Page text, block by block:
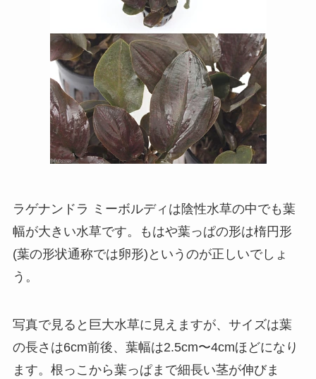
ラゲナンドラ ミーボルディは陰性水草の中でも葉
幅が大きい水草です。もはや葉っぱの形は楕円形
(葉の形状通称では卵形)というのが正しいでしょ
う。
写真で見ると巨大水草に見えますが、サイズは葉
の長さは6cm前後、葉幅は2.5cm〜4cmほどになり
ます。根っこから葉っぱまで細長い茎が伸びま